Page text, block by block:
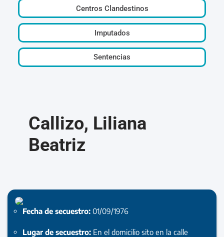
Centros Clandestinos
Imputados
Sentencias
Callizo, Liliana
Beatriz
Fecha de secuestro: 01/09/1976
Lugar de secuestro: En el domicilio sito en la calle